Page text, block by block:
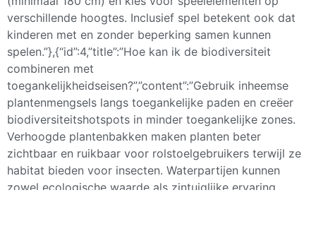
verschillende hoogtes. Inclusief spel betekent ook dat
kinderen met en zonder beperking samen kunnen
spelen.”},{“id”:4,”title”:”Hoe kan ik de biodiversiteit
combineren met
toegankelijkheidseisen?”,”content”:”Gebruik inheemse
plantenmengsels langs toegankelijke paden en creëer
biodiversiteitshotspots in minder toegankelijke zones.
Verhoogde plantenbakken maken planten beter
zichtbaar en ruikbaar voor rolstoelgebruikers terwijl ze
habitat bieden voor insecten. Waterpartijen kunnen
zowel ecologische waarde als zintuiglijke ervaring